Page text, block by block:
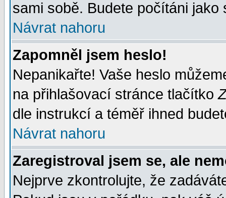
sami sobě. Budete počítáni jako
Návrat nahoru
Zapomněl jsem heslo!
Nepanikařte! Vaše heslo
na přihlašovací stránce tlačítko
dle instrukcí a téměř ihned
Návrat nahoru
Zaregistroval jsem se, ale
Nejprve zkontrolujte, že